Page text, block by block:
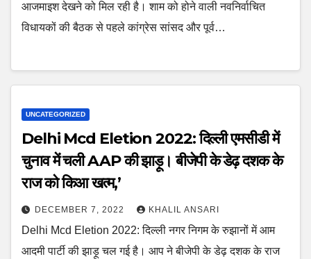
आजमाइश देखने को मिल रही है। शाम को होने वाली नवनिर्वाचित
विधायकों की बैठक से पहले कांग्रेस सांसद और पूर्व…
UNCATEGORIZED
Delhi Mcd Eletion 2022: दिल्ली एमसीडी में
चुनाव में चली AAP की झाड़ू। बीजेपी के डेढ़ दशक के
राज को किआ खत्म,’
DECEMBER 7, 2022 KHALIL ANSARI
Delhi Mcd Eletion 2022: दिल्ली नगर निगम के रुझानों में आम
आदमी पार्टी की झाड़ू चल गई है। आप ने बीजेपी के डेढ़ दशक के राज